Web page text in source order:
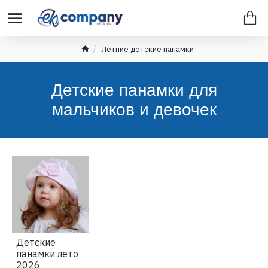
Летние детские панамки
Детские панамки для
мальчиков и девочек
Детские
панамки лето
2026